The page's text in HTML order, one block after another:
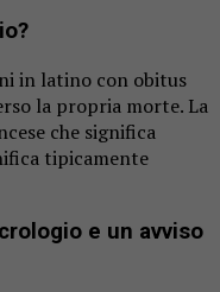
in latino con obitus
la propria morte. La
che significa
tipicamente
e un avviso